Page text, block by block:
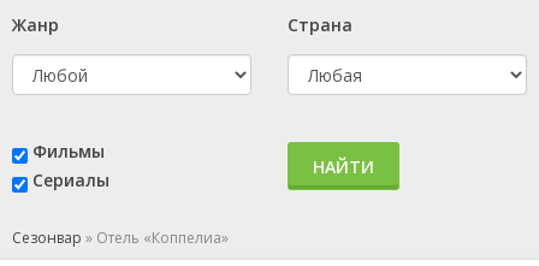
Жанр Страна
Фильмы
Сериалы
НАЙТИ
Сезонвар » Отель «Коппелиа»